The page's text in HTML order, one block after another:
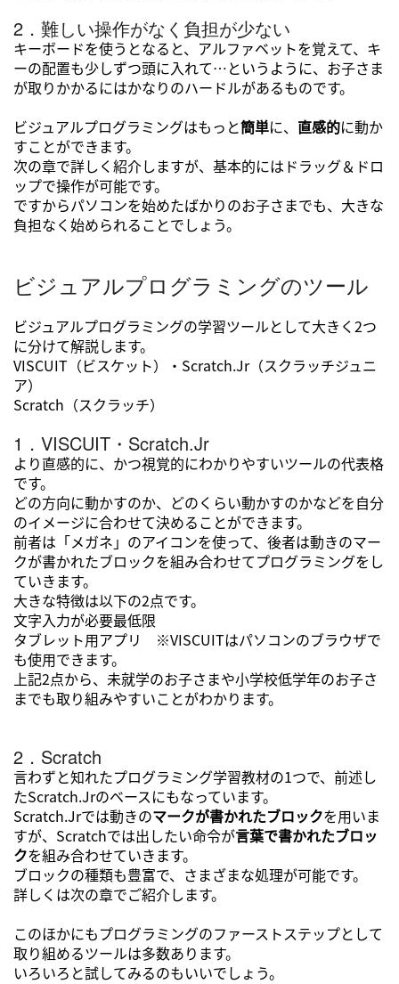
2．難しい操作がなく負担が少ない
キーボードを使うとなると、アルファベットを覚えて、キ
ーの配置も少しずつ頭に入れて…というように、お子さま
が取りかかるにはかなりのハードルがあるものです。
ビジュアルプログラミングはもっと簡単に、 直感的に動か
すことができます。
次の章で詳しく紹介しますが、基本的にはドラッグ＆ドロ
ップで操作が可能です。
ですからパソコンを始めたばかりのお子さまでも、大きな
負担なく始められることでしょう。
ビジュアルプログラミングのツール
ビジュアルプログラミングの学習ツールとして大きく2つ
に分けて解説します。
VISCUIT（ビスケット）・Scratch.Jr（スクラッチジュニ
ア）
Scratch（スクラッチ）
1．VISCUIT・Scratch.Jr
より直感的に、かつ視覚的にわかりやすいツールの代表格
です。
どの方向に動かすのか、どのくらい動かすのかなどを自分
のイメージに合わせて決めることができます。
前者は「メガネ」のアイコンを使って、後者は動きのマー
クが書かれたブロックを組み合わせてプログラミングをし
ていきます。
大きな特徴は以下の2点です。
文字入力が必要最低限
タブレット用アプリ ※VISCUITはパソコンのブラウザで
も使用できます。
上記2点から、未就学のお子さまや小学校低学年のお子さ
までも取り組みやすいことがわかります。
2．Scratch
言わずと知れたプログラミング学習教材の1つで、前述し
たScratch.Jrのベースにもなっています。
Scratch.Jrでは動きのマークが書かれたブロックを用いま
すが、Scratchでは出したい命令が言葉で書かれたブロッ
クを組み合わせていきます。
ブロックの種類も豊富で、さまざまな処理が可能です。
詳しくは次の章でご紹介します。
このほかにもプログラミングのファーストステップとして
取り組めるツールは多数あります。
いろいろと試してみるのもいいでしょう。